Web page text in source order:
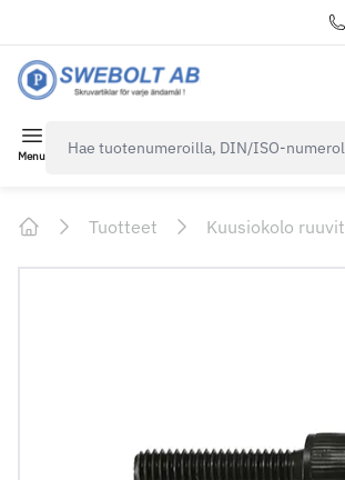
Menu
Tuotteet Kuusiokolo ruuvit